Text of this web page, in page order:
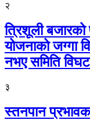
२
त्रिशूली
योजनाको जग्गा
नभए समिति
३
स्तनपान